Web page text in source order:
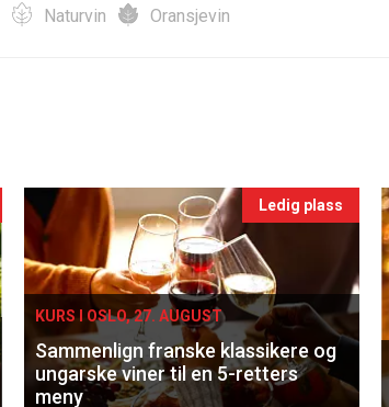
Naturvin Oransjevin
Ledig plass
KURS I OSLO, 27. AUGUST
Sammenlign franske klassikere og
ungarske viner til en 5-retters
meny